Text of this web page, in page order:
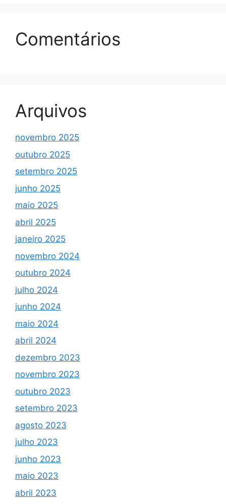
Comentários
Arquivos
novembro 2025
outubro 2025
setembro 2025
junho 2025
maio 2025
abril 2025
janeiro 2025
novembro 2024
outubro 2024
julho 2024
junho 2024
maio 2024
abril 2024
dezembro 2023
novembro 2023
outubro 2023
setembro 2023
agosto 2023
julho 2023
junho 2023
maio 2023
abril 2023